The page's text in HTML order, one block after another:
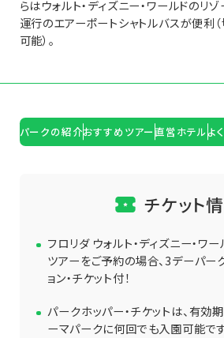
らはウォルト・ディズニー・ワールドのリ
運行のエアーポートシャトルバスが便利
可能）。
パークの紹介おすすめツアー 直営ホテルよ
チケット
フロリダ ウォルト・ディズニー・ワ
ツアーをご予約の場合、3デーパー
ョン・チケット付！
パークホッパー・チケットは、有効
ーマパークに何回でも入園可能です